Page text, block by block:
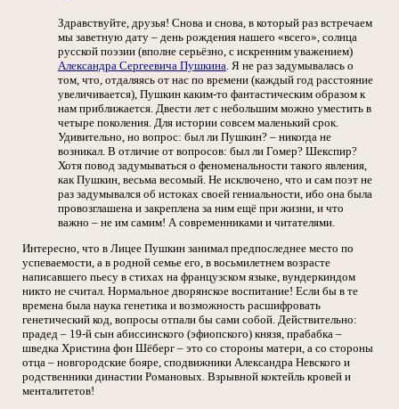
Здравствуйте, друзья! Снова и снова, в который раз встречаем
мы заветную дату – день рождения нашего «всего», солнца
русской поэзии (вполне серьёзно, с искренним уважением)
Александра Сергеевича Пушкина. Я не раз задумывалась о
том, что, отдаляясь от нас по времени (каждый год расстояние
увеличивается), Пушкин каким-то фантастическим образом к
нам приближается. Двести лет с небольшим можно уместить в
четыре поколения. Для истории совсем маленький срок.
Удивительно, но вопрос: был ли Пушкин? – никогда не
возникал. В отличие от вопросов: был ли Гомер? Шекспир?
Хотя повод задумываться о феноменальности такого явления,
как Пушкин, весьма весомый. Не исключено, что и сам поэт не
раз задумывался об истоках своей гениальности, ибо она была
провозглашена и закреплена за ним ещё при жизни, и что
важно – не им самим! А современниками и читателями.
Интересно, что в Лицее Пушкин занимал предпоследнее место по
успеваемости, а в родной семье его, в восьмилетнем возрасте
написавшего пьесу в стихах на французском языке, вундеркиндом
никто не считал. Нормальное дворянское воспитание! Если бы в те
времена была наука генетика и возможность расшифровать
генетический код, вопросы отпали бы сами собой. Действительно:
прадед – 19-й сын абиссинского (эфиопского) князя, прабабка –
шведка Христина фон Шёберг – это со стороны матери, а со стороны
отца – новгородские бояре, сподвижники Александра Невского и
родственники династии Романовых. Взрывной коктейль кровей и
менталитетов!